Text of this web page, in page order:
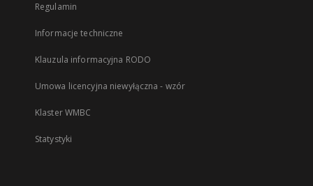
Regulamin
Informacje techniczne
Klauzula informacyjna RODO
Umowa licencyjna niewyłączna - wzór
Klaster WMBC
Statystyki